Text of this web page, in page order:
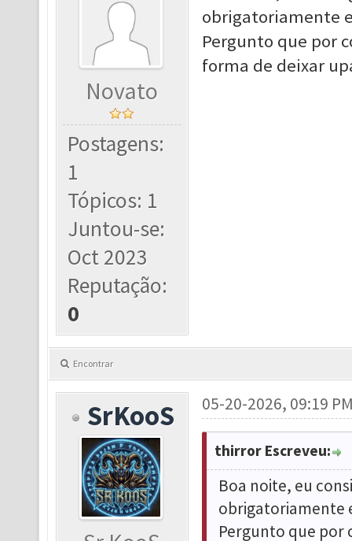
Novato
Postagens:
1
Tópicos: 1
Juntou-se:
Oct 2023
Reputação:
0
obrigatoriamente
Pergunto que por
forma de deixar
Encontrar
SrKooS 05-20-2026, 09:19
thirror Escreveu:
Boa noite, eu
obrigatoriamente
Pergunto que por